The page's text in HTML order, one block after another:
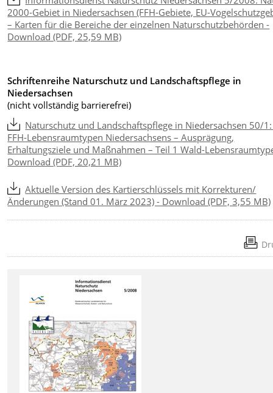
2000-Gebiet in Niedersachsen (FFH-Gebiete, EU-
– Karten für die Bereiche der einzelnen Naturschutzbehörden -
Download (PDF, 25,59 MB)
Schriftenreihe Naturschutz und Landschaftspflege in
Niedersachsen
(nicht vollständig barrierefrei)
Naturschutz und Landschaftspflege in Niedersachsen 50/
FFH-Lebensraumtypen Niedersachsens – Ausprägung,
Erhaltungsziele und Maßnahmen – Teil 1 Wald-
Download (PDF, 20,21 MB)
Aktuelle Version des Kartierschlüssels mit Korrekturen/
Änderungen (Stand 01. März 2023) - Download (PDF, 3,55 MB)